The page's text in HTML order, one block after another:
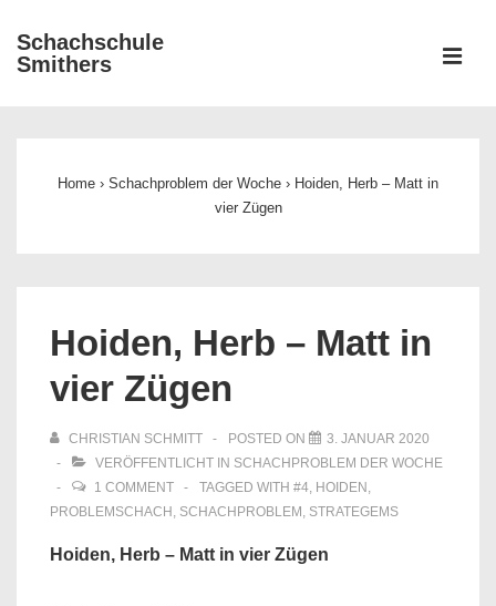
Zum
Inhalt
Schachschule
Smithers
Home › Schachproblem der Woche › Hoiden, Herb – Matt in
vier Zügen
Hoiden, Herb – Matt in
vier Zügen
CHRISTIAN SCHMITT POSTED ON
3. JANUAR 2020
VERÖFFENTLICHT IN SCHACHPROBLEM DER WOCHE
1 COMMENT
TAGGED WITH #4, HOIDEN ,
PROBLEMSCHACH , SCHACHPROBLEM , STRATEGEMS
Hoiden, Herb – Matt in vier Zügen